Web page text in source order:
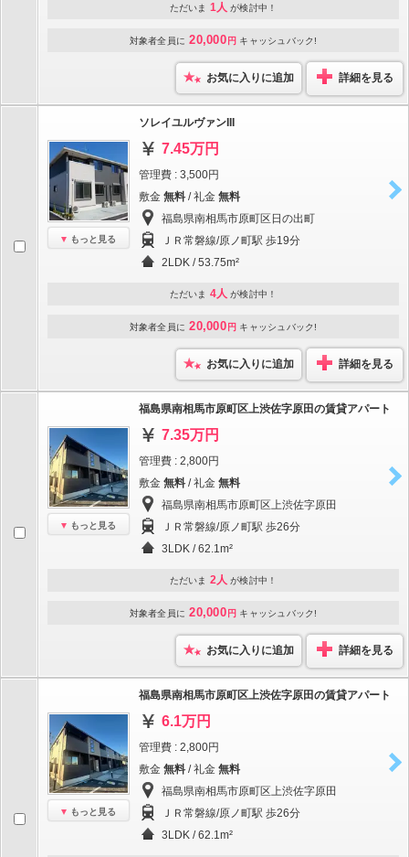
ただいま 1人 が検討中！
対象者全員に 20,000 円 キャッシュバック!
お気に入りに追加 詳細を見る
もっと見る
ソレイユルヴァンIII
7.45万円
管理費 : 3,500円
敷金 無料 / 礼金 無料
福島県南相馬市原町区日の出町
ＪＲ常磐線/原ノ町駅 歩19分
2LDK / 53.75m²
ただいま 4人 が検討中！
対象者全員に 20,000 円 キャッシュバック!
お気に入りに追加 詳細を見る
もっと見る
福島県南相馬市原町区上渋佐字原田の賃貸アパート
7.35万円
管理費 : 2,800円
敷金 無料 / 礼金 無料
福島県南相馬市原町区上渋佐字原田
ＪＲ常磐線/原ノ町駅 歩26分
3LDK / 62.1m²
ただいま 2人 が検討中！
対象者全員に 20,000 円 キャッシュバック!
お気に入りに追加 詳細を見る
もっと見る
福島県南相馬市原町区上渋佐字原田の賃貸アパート
6.1万円
管理費 : 2,800円
敷金 無料 / 礼金 無料
福島県南相馬市原町区上渋佐字原田
ＪＲ常磐線/原ノ町駅 歩26分
3LDK / 62.1m²